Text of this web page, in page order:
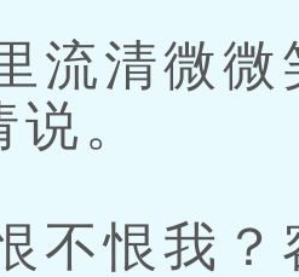
清微微
。
恨我？